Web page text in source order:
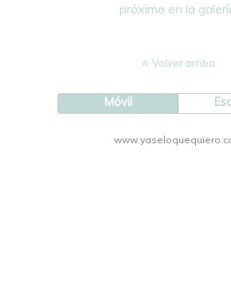
próximo en la
Volver arriba
Móvil